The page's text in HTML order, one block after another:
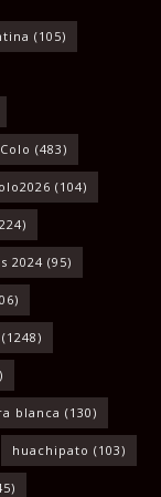
(105)
(483)
(104)
2024 (95)
(1248)
blanca (130)
huachipato (103)